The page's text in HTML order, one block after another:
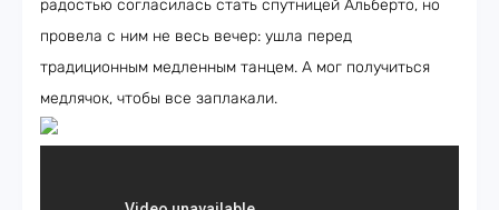
радостью согласилась стать спутницей Альберто, но
провела с ним не весь вечер: ушла перед
традиционным медленным танцем. А мог получиться
медлячок, чтобы все заплакали.